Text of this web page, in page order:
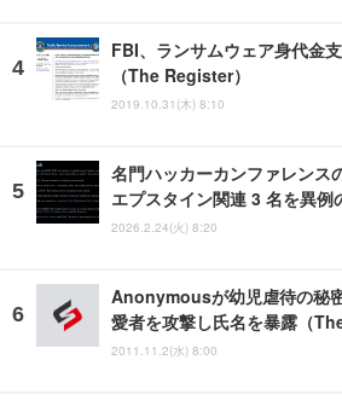
FBI、ランサムウェア身代金
（The Register）
2019.10.31(木) 8:10
名門ハッカーカンファレンス
エプスタイン関連 3 名を異例
2026.2.24(火) 8:20
Anonymousが幼児虐待の秘
愛者を攻撃し氏名を暴露（
2011.11.2(水) 8:00